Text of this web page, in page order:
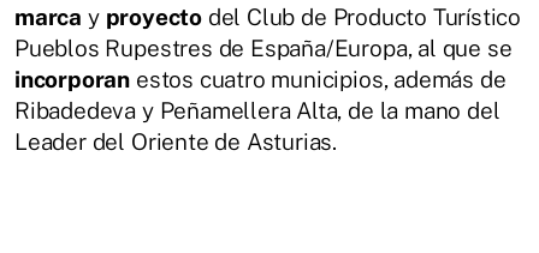
marca y proyectodel Club de Producto Turístico
Pueblos Rupestres de España/Europa, al que se
incorporan estos cuatro municipios, además de
Ribadedeva y Peñamellera Alta, de la mano del
Leader del Oriente de Asturias.